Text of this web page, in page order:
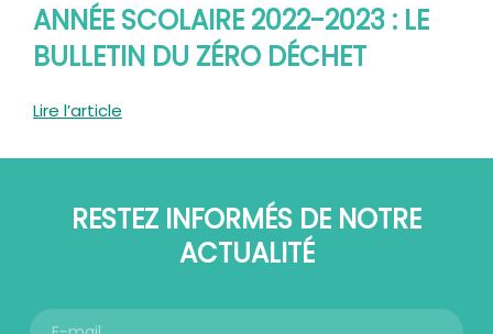
ANNÉE SCOLAIRE 2022-2023 : LE
BULLETIN DU ZÉRO DÉCHET
Lire l’article
RESTEZ INFORMÉS DE NOTRE
ACTUALITÉ